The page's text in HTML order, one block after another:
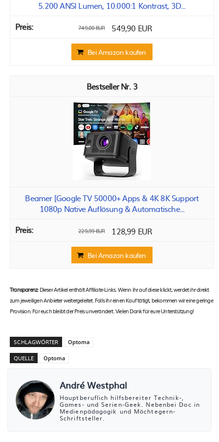
5.200 ANSI Lumen, 10.000:1 Kontrast, 3D...
749,00 EUR 549,90 EUR
Bei Amazon kaufen
3
Beamer [Google TV 50000+ Apps & 4K 8K Support
1080p Native Auflösung & Automatische...
229,99 EUR 128,99 EUR
Bei Amazon kaufen
Transparenz:Dieser Artikel enthält Affiliate-Links. Wenn ihr auf diese klickt, werdet ihr direkt
zum jeweiligen Anbieter weitergeleitet. Falls ihr einen Kauf tätigt, bekommen wir eine geringe
Provision. Für euch bleibt der Preis unverändert. Vielen Dank für eure Unterstützung!
SCHLAGWÖRTER Optoma
QUELLE Optoma
André Westphal
Hauptberuflich hilfsbereiter Technik-,
Games- und Serien-Geek. Nebenbei Doc in
Medienpädagogik und Möchtegern-
Schriftsteller.